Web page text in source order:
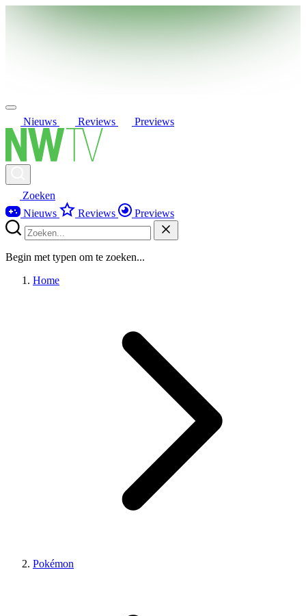
Nieuws Reviews Previews
Zoeken
Nieuws
Reviews Previews
Begin met typen om te zoeken...
Home
Pokémon